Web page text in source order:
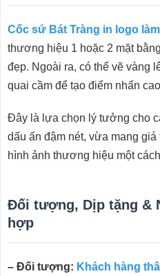
Cốc sứ Bát Tràng in logo
thương hiệu 1 hoặc 2 mặt
đẹp. Ngoài ra, có thể vẽ vàng
quai cầm để tạo điểm nhấn
Đây là lựa chọn lý tưởng cho
dấu ấn đậm nét, vừa mang
hình ảnh thương hiệu một
Đối tượng, Dịp tặng &
hợp
– Đối tượng: Khách hàng